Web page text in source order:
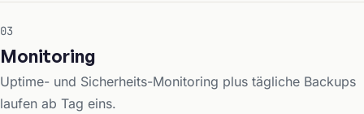
03
Monitoring
Uptime- und Sicherheits-Monitoring plus tägliche Backups
laufen ab Tag eins.